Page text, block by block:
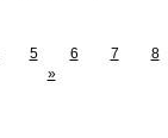
5 6 7
8
»